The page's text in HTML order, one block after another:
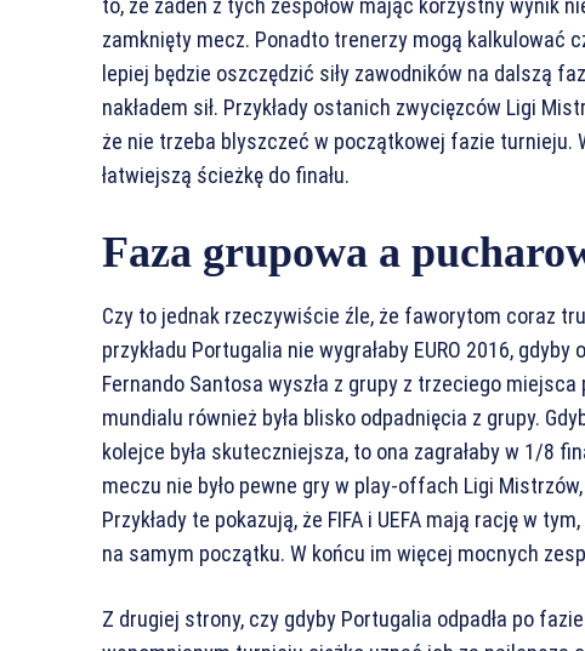
to, że żaden z tych zespołów mając korzystny wynik
zamknięty mecz. Ponadto trenerzy mogą kalkulować
lepiej będzie oszczędzić siły zawodników na dalszą
nakładem sił. Przykłady ostanich zwycięzców Ligi
że nie trzeba blyszczeć w początkowej fazie turnieju.
łatwiejszą ścieżkę do finału.
Faza grupowa a
Czy to jednak rzeczywiście źle, że faworytom coraz
przykładu Portugalia nie wygrałaby EURO 2016,
Fernando Santosa wyszła z grupy z trzeciego
mundialu również była blisko odpadnięcia z grupy.
kolejce była skuteczniejsza, to ona zagrałaby w 1/8
meczu nie było pewne gry w play-offach Ligi
Przykłady te pokazują, że FIFA i UEFA mają rację w
na samym początku. W końcu im więcej mocnych
Z drugiej strony, czy gdyby Portugalia odpadła po